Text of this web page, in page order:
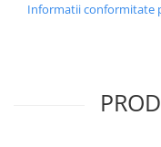
Informatii conformitate